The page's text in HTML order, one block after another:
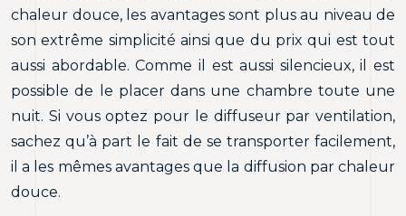
chaleur douce, les avantages sont plus au niveau de
son extrême simplicité ainsi que du prix qui est tout
aussi abordable. Comme il est aussi silencieux, il est
possible de le placer dans une chambre toute une
nuit. Si vous optez pour le diffuseur par ventilation,
sachez qu’à part le fait de se transporter facilement,
il a les mêmes avantages que la diffusion par chaleur
douce.